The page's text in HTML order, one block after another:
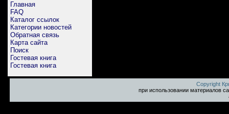
Главная
FAQ
Каталог ссылок
Категории новостей
Обратная связь
Карта сайта
Поиск
Гостевая книга
Гостевая книга
Copyright
при использовании материалов